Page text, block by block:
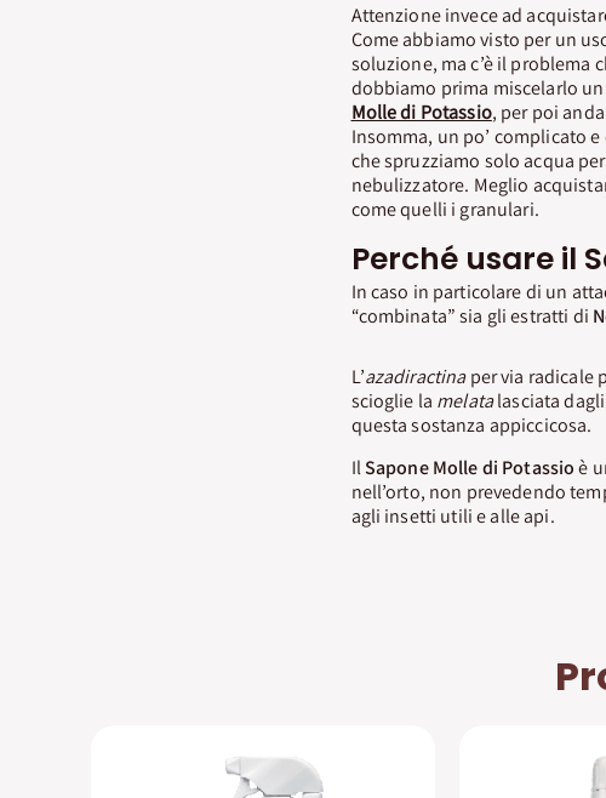
Attenzione invece ad
Come abbiamo visto per un
soluzione, ma c’è il problema
dobbiamo prima miscelarlo
Molle di Potassio, per poi
Insomma, un po’ complicato
che spruzziamo solo acqua
nebulizzatore. Meglio
come quelli i granulari.
Perché usare il
In caso in particolare di un
“combinata” sia gli estratti di
L’azadiractinaper via radicale
scioglie la melatalasciata
questa sostanza appiccicosa.
IlSapone Molle di Potassioè
nell’orto, non prevedendo
agli insetti utili e alle api.